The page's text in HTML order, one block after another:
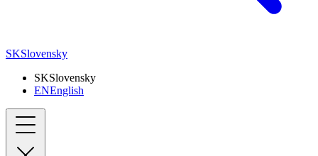
SKSlovensky
SKSlovensky
ENEnglish